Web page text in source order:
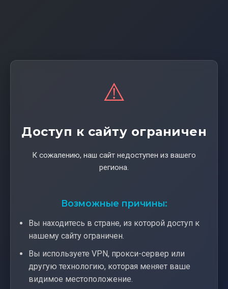
⚠️
Доступ к сайту ограничен
К сожалению, наш сайт недоступен из вашего
региона.
Возможные причины:
Вы находитесь в стране, из которой доступ к
нашему сайту ограничен.
Вы используете VPN, прокси-сервер или
другую технологию, которая меняет ваше
видимое местоположение.